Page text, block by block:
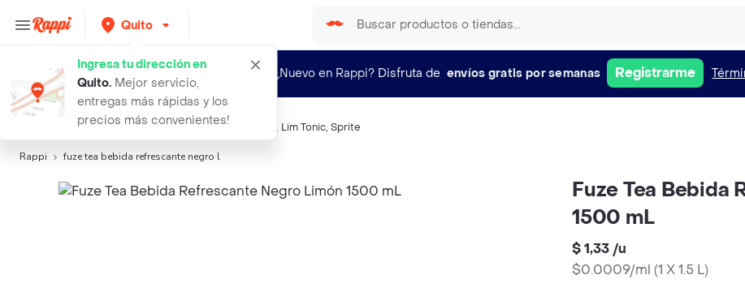
Quito
Ingresa tu dirección en
Quito. Mejor servicio,
entregas más rápidas y los
precios más convenientes!
¿Nuevo en Rappi? Disfruta de envíos gratis por semanas Registrarme
Búsquedas relacionadas: Té listo,Fuze Tea, , Lim Tonic, Sprite
Rappi fuze tea bebida refrescante negro l
Fuze Tea Bebida
1500 mL
$ 1,33 /u
$0.0009/ml (1 X 1.5 L)